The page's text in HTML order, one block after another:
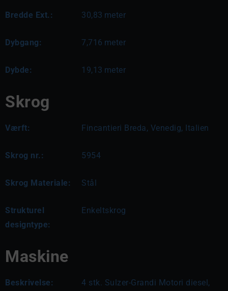
Bredde Ext.: 30,83 meter
Dybgang: 7,716 meter
Dybde: 19,13 meter
Skrog
Værft: Fincantieri Breda, Venedig, Italien
Skrog nr.: 5954
Skrog Materiale: Stål
Strukturel
designtype:
Enkeltskrog
Maskine
Beskrivelse:
4 stk. Sulzer-Grandi Motori diesel,